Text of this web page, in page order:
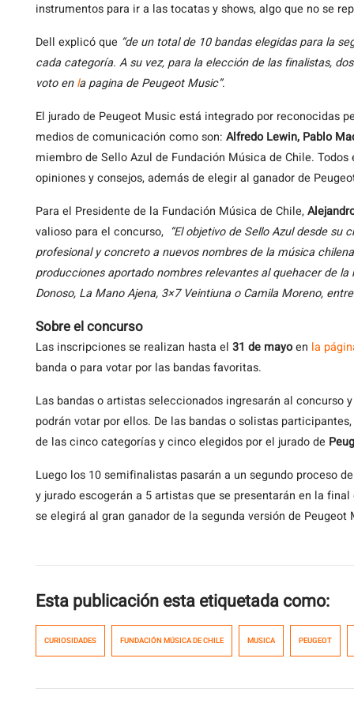
instrumentos para ir a las tocatas y shows, algo que no se
Dell explicó que “de un total de 10 bandas elegidas para la
cada categoría. A su vez, para la elección de las finalistas,
voto enla pagina de Peugeot Music”.
El jurado de Peugeot Music está integrado por reconocidas
medios de comunicación como son: Alfredo Lewin, Pablo
miembro de Sello Azul de Fundación Música de Chile.
opiniones y consejos, además de elegir al ganador de
Para el Presidente de la Fundación Música de Chile,
valioso para el concurso, “El objetivo de Sello Azul desde
profesional y concreto a nuevos nombres de la música
producciones aportado nombres relevantes al quehacer de
Donoso, La Mano Ajena, 3×7 Veintiuna o Camila Moreno,
Sobre el concurso
Las inscripciones se realizan hasta el 31 de mayoen la
banda o para votar por las bandas favoritas.
Las bandas o artistas seleccionados ingresarán al concurso
podrán votar por ellos. De las bandas o solistas
de las cinco categorías y cinco elegidos por el jurado de
Luego los 10 semifinalistas pasarán a un segundo proceso
y jurado escogerán a 5 artistas que se presentarán en la
se elegirá al gran ganador de la segunda versión de Peugeot
Esta publicación esta etiquetada como:
CURIOSIDADES FUNDACIÓN MÚSICA DE CHILE MUSICA PEUGEOT